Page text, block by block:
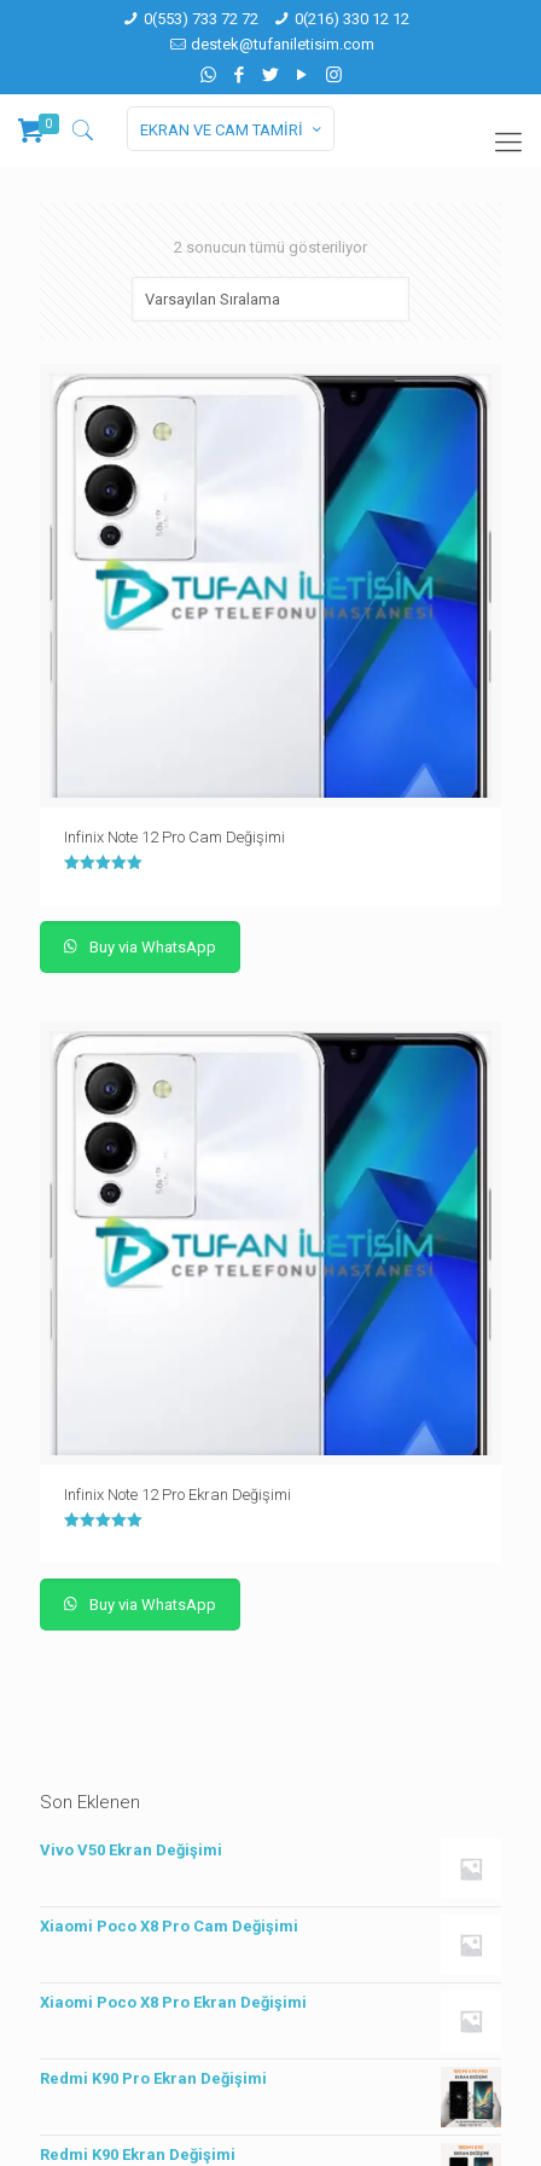
0(553) 733 72 72
0(216) 330 12 12
destek@tufaniletisim.com
0 EKRAN VE CAM TAMİRİ
2 sonucun tümü gösteriliyor
Infinix Note 12 Pro Cam Değişimi
Buy via WhatsApp
Infinix Note 12 Pro Ekran Değişimi
Buy via WhatsApp
Son Eklenen
Vivo V50 Ekran Değişimi
Xiaomi Poco X8 Pro Cam Değişimi
Xiaomi Poco X8 Pro Ekran Değişimi
Redmi K90 Pro Ekran Değişimi
Redmi K90 Ekran Değişimi